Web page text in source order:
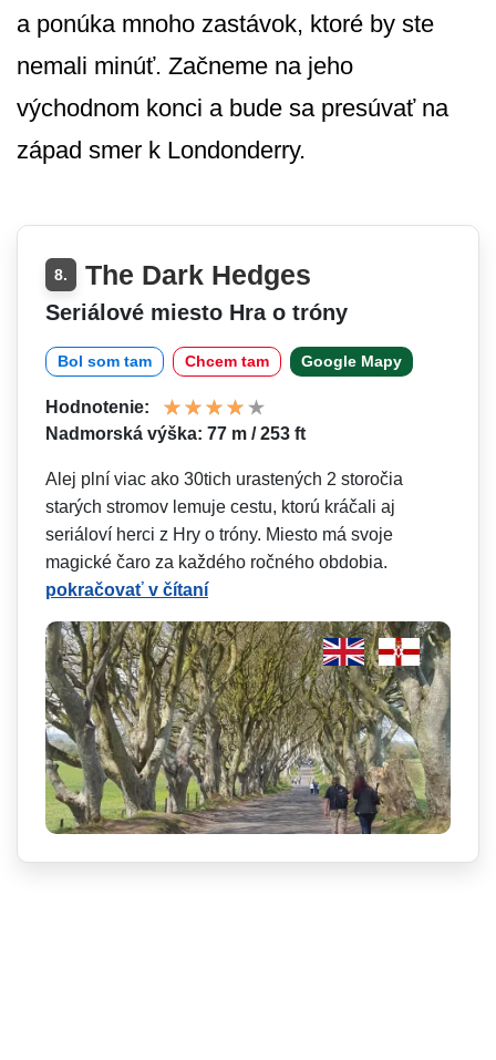
a ponúka mnoho zastávok, ktoré by ste
nemali minúť. Začneme na jeho
východnom konci a bude sa presúvať na
západ smer k Londonderry.
8. The Dark Hedges
Seriálové miesto Hra o tróny
Bol som tam Chcem tam Google Mapy
Hodnotenie:
Nadmorská výška: 77 m / 253 ft
Alej plní viac ako 30tich urastených 2 storočia
starých stromov lemuje cestu, ktorú kráčali aj
seriáloví herci z Hry o tróny. Miesto má svoje
magické čaro za každého ročného obdobia.
pokračovať v čítaní